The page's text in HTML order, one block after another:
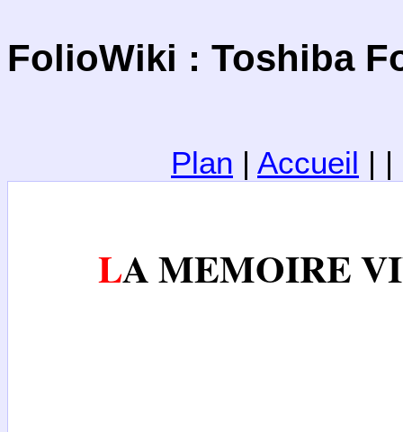
FolioWiki : Toshiba
Plan | Accueil | |
LA MEMOIRE